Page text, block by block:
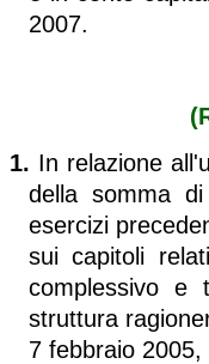
2007.
1. In relazione
della somma
esercizi
sui capitoli
complessivo e
struttura
7 febbraio